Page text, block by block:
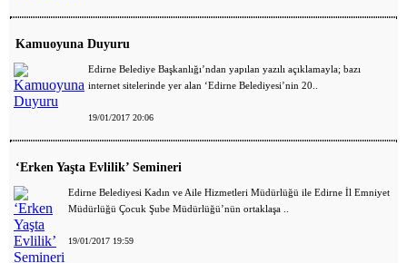
Kamuoyuna Duyuru
Edirne Belediye Başkanlığı’ndan yapılan yazılı açıklamayla; bazı
internet sitelerinde yer alan ‘Edirne Belediyesi’nin 20..
19/01/2017 20:06
‘Erken Yaşta Evlilik’ Semineri
Edirne Belediyesi Kadın ve Aile Hizmetleri Müdürlüğü ile Edirne İl Emniyet
Müdürlüğü Çocuk Şube Müdürlüğü’nün ortaklaşa ..
19/01/2017 19:59